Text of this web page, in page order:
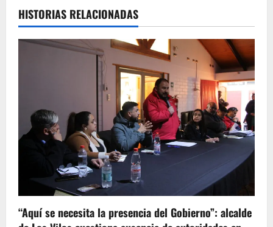
HISTORIAS RELACIONADAS
“Aquí se necesita la presencia del Gobierno”: alcalde